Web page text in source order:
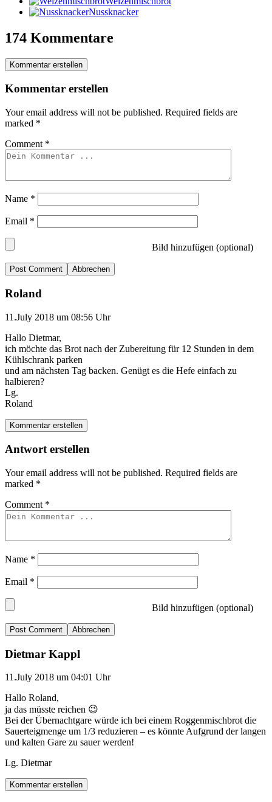
Nussknacker
174 Kommentare
Kommentar erstellen
Kommentar erstellen
Your email address will not be published. Required fields are
marked *
Comment *
Name *
Email *
Bild hinzufügen (optional)
Abbrechen
Roland
11.July 2018 um 08:56 Uhr
Hallo Dietmar,
ich möchte das Brot nach der Zubereitung für 12 Stunden in dem
Kühlschrank parken
und am nächsten Tag backen. Genügt es die Hefe einfach zu
halbieren?
Lg.
Roland
Kommentar erstellen
Antwort erstellen
Your email address will not be published. Required fields are
marked *
Comment *
Name *
Email *
Bild hinzufügen (optional)
Abbrechen
Dietmar Kappl
11.July 2018 um 04:01 Uhr
Hallo Roland,
ja das müsste reichen 😉
Bei der Übernachtgare würde ich bei einem Roggenmischbrot die
Sauerteigmenge um 1/3 reduzieren – es könnte Aufgrund der langen
und kalten Gare zu sauer werden!
Lg. Dietmar
Kommentar erstellen